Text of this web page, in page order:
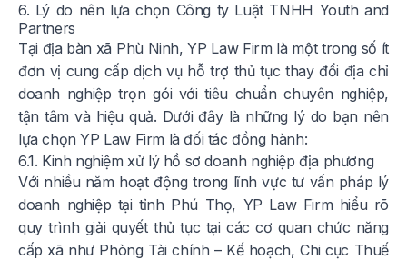
6. Lý do nên lựa chọn Công ty Luật TNHH Youth and
Partners
Tại địa bàn xã Phù Ninh, YP Law Firm là một trong số ít
đơn vị cung cấp dịch vụ hỗ trợ thủ tục thay đổi địa chỉ
doanh nghiệp trọn gói với tiêu chuẩn chuyên nghiệp,
tận tâm và hiệu quả. Dưới đây là những lý do bạn nên
lựa chọn YP Law Firm là đối tác đồng hành:
6.1. Kinh nghiệm xử lý hồ sơ doanh nghiệp địa phương
Với nhiều năm hoạt động trong lĩnh vực tư vấn pháp lý
doanh nghiệp tại tỉnh Phú Thọ, YP Law Firm hiểu rõ
quy trình giải quyết thủ tục tại các cơ quan chức năng
cấp xã như Phòng Tài chính – Kế hoạch, Chi cục Thuế